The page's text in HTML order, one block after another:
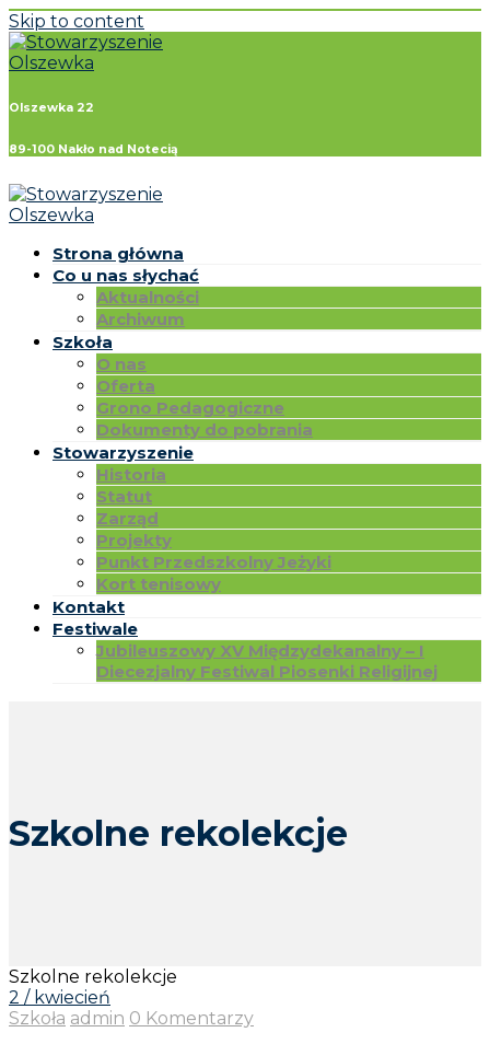
Skip to content
Olszewka 22
89-100 Nakło nad Notecią
Strona główna
Co u nas słychać
Aktualności
Archiwum
Szkoła
O nas
Oferta
Grono Pedagogiczne
Dokumenty do pobrania
Stowarzyszenie
Historia
Statut
Zarząd
Projekty
Punkt Przedszkolny Jeżyki
Kort tenisowy
Kontakt
Festiwale
Jubileuszowy XV Międzydekanalny – I
Diecezjalny Festiwal Piosenki Religijnej
Szkolne rekolekcje
Szkolne rekolekcje
2 / kwiecień
Szkoła admin 0 Komentarzy